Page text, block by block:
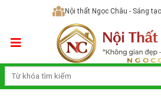
content
Nội thất Ngọc Châu - Sáng